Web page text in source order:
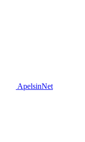
ApelsinNet